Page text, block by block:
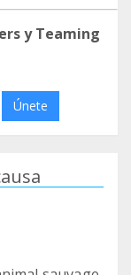
y Teaming
Únete